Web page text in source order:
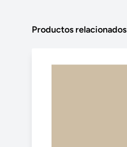
Productos relacionados